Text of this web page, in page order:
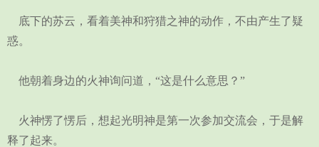
底下的苏云，看着美神和狩猎之神的动作，不由产生了疑
惑。
他朝着身边的火神询问道，“这是什么意思？”
火神愣了愣后，想起光明神是第一次参加交流会，于是解
释了起来。